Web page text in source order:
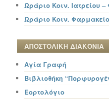
Ωράριο Κοιν. Ιατρείου
Ωράριο Κοιν.
ΑΠΟΣΤΟΛΙΚΗ ΔΙΑΚΟΝΙΑ
Αγία Γραφή
Βιβλιοθήκη
Εορτολόγιο